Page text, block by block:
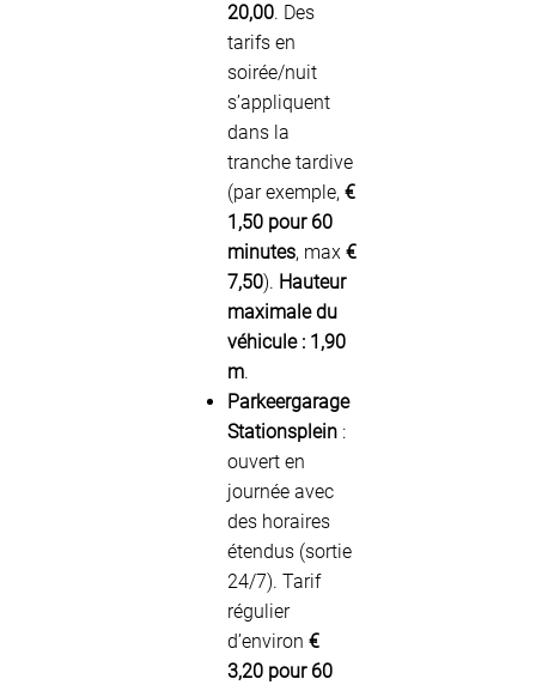
20,00. Des
tarifs en
soirée/nuit
s’appliquent
dans la
tranche tardive
(par exemple, €
1,50 pour 60
minutes, max €
7,50). Hauteur
maximale du
véhicule : 1,90
m.
Parkeergarage
Stationsplein :
ouvert en
journée avec
des horaires
étendus (sortie
24/7). Tarif
régulier
d’environ €
3,20 pour 60